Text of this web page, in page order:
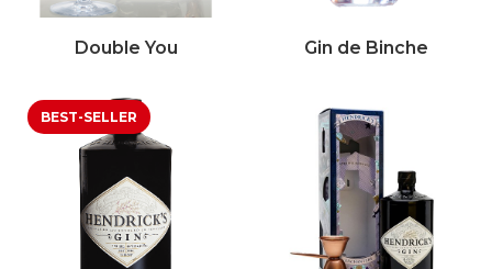
Double You Gin de Binche